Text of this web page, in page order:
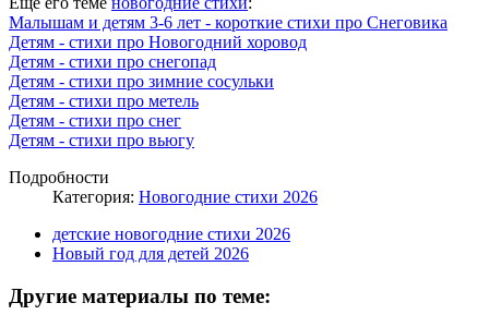
Малышам и детям 3-6 лет - короткие стихи про Снеговика
Детям - стихи про Новогодний хоровод
Детям - стихи про снегопад
Детям - стихи про зимние сосульки
Детям - стихи про метель
Детям - стихи про снег
Детям - стихи про вьюгу
Подробности
Категория: Новогодние стихи 2026
детские новогодние стихи 2026
Новый год для детей 2026
Другие материалы по теме: